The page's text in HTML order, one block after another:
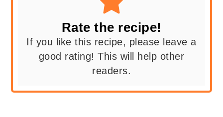
Rate the recipe!
If you like this recipe, please leave a
good rating! This will help other
readers.